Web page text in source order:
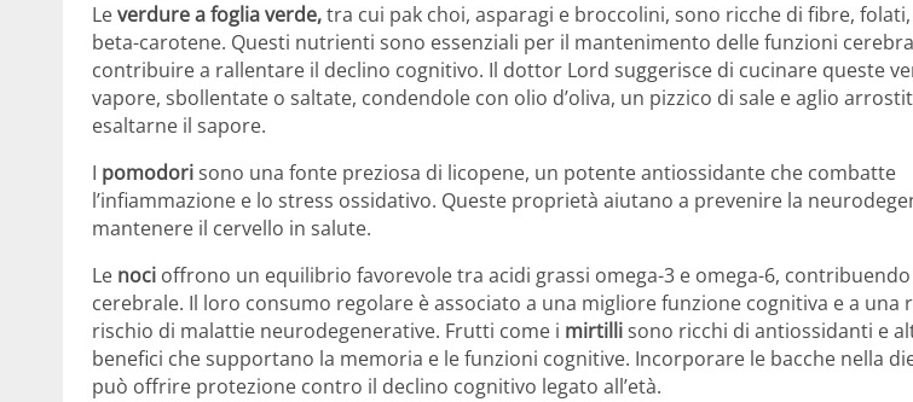
Leverdure a foglia verde,tra cui pak choi, asparagi e broccolini, sono ricche di fibre,
beta-carotene. Questi nutrienti sono essenziali per il mantenimento delle funzioni
contribuire a rallentare il declino cognitivo. Il dottor Lord suggerisce di cucinare queste
vapore, sbollentate o saltate, condendole con olio d’oliva, un pizzico di sale e aglio
esaltarne il sapore.
I pomodorisono una fonte preziosa di licopene, un potente antiossidante che combatte
l’infiammazione e lo stress ossidativo. Queste proprietà aiutano a prevenire la
mantenere il cervello in salute.
Le noci offrono un equilibrio favorevole tra acidi grassi omega-3 e omega-6,
cerebrale. Il loro consumo regolare è associato a una migliore funzione cognitiva e a una
rischio di malattie neurodegenerative. Frutti come i mirtillisono ricchi di antiossidanti e
benefici che supportano la memoria e le funzioni cognitive. Incorporare le bacche nella
può offrire protezione contro il declino cognitivo legato all’età.